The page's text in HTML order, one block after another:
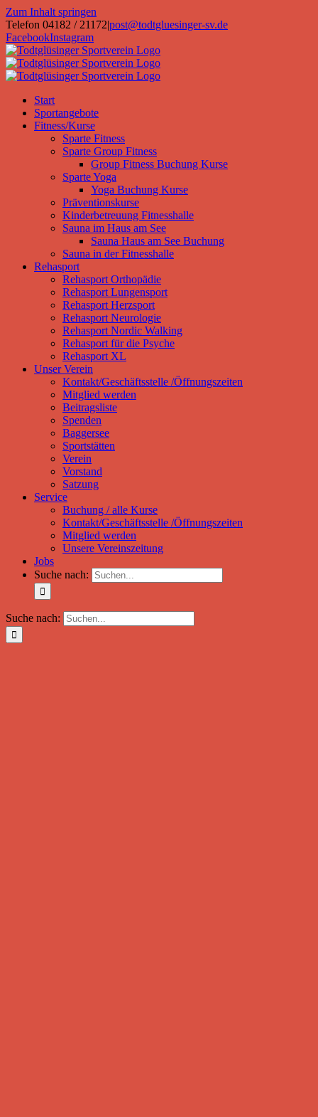
Zum Inhalt springen
Telefon 04182 / 21172|post@todtgluesinger-sv.de
FacebookInstagram
Start
Sportangebote
Fitness/Kurse
Sparte Fitness
Sparte Group Fitness
Group Fitness Buchung Kurse
Sparte Yoga
Yoga Buchung Kurse
Präventionskurse
Kinderbetreuung Fitnesshalle
Sauna im Haus am See
Sauna Haus am See Buchung
Sauna in der Fitnesshalle
Rehasport
Rehasport Orthopädie
Rehasport Lungensport
Rehasport Herzsport
Rehasport Neurologie
Rehasport Nordic Walking
Rehasport für die Psyche
Rehasport XL
Unser Verein
Kontakt/Geschäftsstelle /Öffnungszeiten
Mitglied werden
Beitragsliste
Spenden
Baggersee
Sportstätten
Verein
Vorstand
Satzung
Service
Buchung / alle Kurse
Kontakt/Geschäftsstelle /Öffnungszeiten
Mitglied werden
Unsere Vereinszeitung
Jobs
Suche nach:
Suche nach: